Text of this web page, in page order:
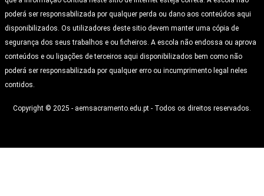
poderá ser responsabilizada por qualquer perda ou dano aos conteúdos aqui
disponibilizados. Os utilizadores deste sitio devem manter uma cópia de
segurança dos seus trabalhos e ou ficheiros. A escola não endossa ou aprova
conteúdos e ou ligações de terceiros aqui disponibilizados bem como não
poderá ser responsabilizada por qualquer erro ou incumprimento legal neles
contidos.
Copyright © 2025 - aemsacramento.edu.pt - Todos os direitos reservados.